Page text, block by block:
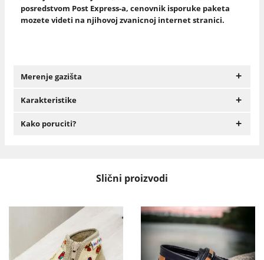
posredstvom Post Express-a, cenovnik isporuke paketa
mozete videti na njihovoj zvanicnoj internet stranici.
Merenje gazišta +
Karakteristike +
Kako poruciti? +
Slični proizvodi